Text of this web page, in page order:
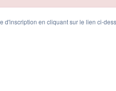
d'inscription en cliquant sur le lien ci-